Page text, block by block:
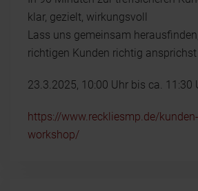
klar, gezielt, wirkungsvoll
Lass uns gemeinsam
richtigen Kunden richtig ansprichst
23.3.2025, 10:00 Uhr bis ca. 11:30
https://www.reckliesmp.de/
workshop/